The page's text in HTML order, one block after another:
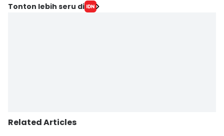
Editor
Tonton lebih seru di
Related Articles